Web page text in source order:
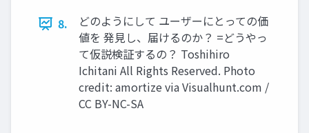
8.
どのようにして ユーザーにとっての価
値を 発⾒し、届けるのか？ =どうやっ
て仮説検証するの？ Toshihiro
Ichitani All Rights Reserved. Photo
credit: amortize via Visualhunt.com /
CC BY-NC-SA